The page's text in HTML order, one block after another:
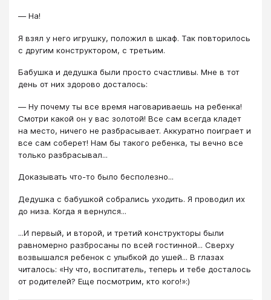
― На!
Я взял у него игрушку, положил в шкаф. Так повторилось
с другим конструктором, с третьим.
Бабушка и дедушка были просто счастливы. Мне в тот
день от них здорово досталось:
― Ну почему ты все время наговариваешь на ребенка!
Смотри какой он у вас золотой! Все сам всегда кладет
на место, ничего не разбрасывает. Аккуратно поиграет и
все сам соберет! Нам бы такого ребенка, ты вечно все
только разбрасывал...
Доказывать что-то было бесполезно...
Дедушка с бабушкой собрались уходить. Я проводил их
до низа. Когда я вернулся...
...И первый, и второй, и третий конструкторы были
равномерно разбросаны по всей гостинной... Сверху
возвышался ребенок с улыбкой до ушей... В глазах
читалось: «Ну что, воспитатель, теперь и тебе досталось
от родителей? Еще посмотрим, кто кого!»:)